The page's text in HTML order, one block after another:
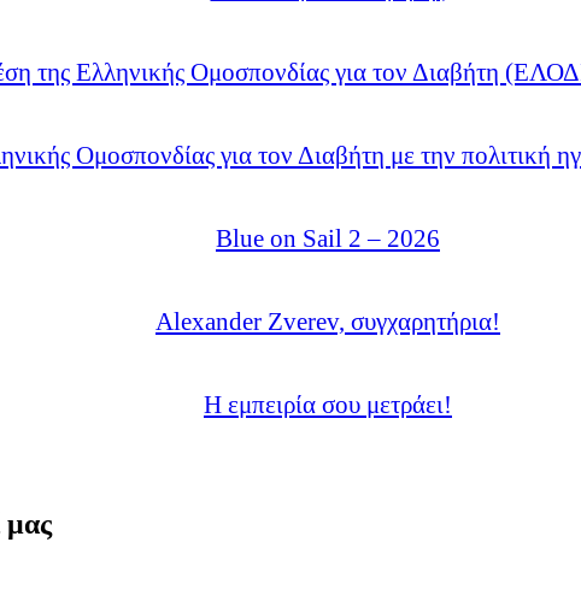
της Ελληνικής Ομοσπονδίας για τον Διαβήτη
Ομοσπονδίας για τον Διαβήτη με την πολιτική
Blue on Sail 2 – 2026
Alexander Zverev, συγχαρητήρια!
Η εμπειρία σου μετράει!
μας